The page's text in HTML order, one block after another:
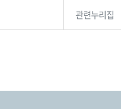
관련누리집